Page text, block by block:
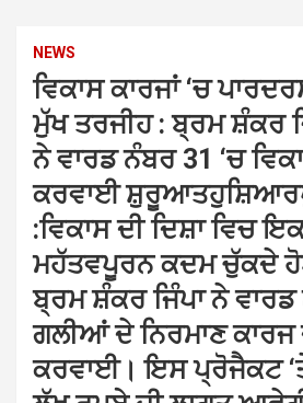
NEWS
ਵਿਕਾਸ ਕਾਰਜਾਂ ‘ਚ
ਮੁੱਖ ਤਰਜੀਹ : ਬ੍ਰਮ ਸ਼ੰਕਰ
ਨੇ ਵਾਰਡ ਨੰਬਰ 31 ‘ਚ
ਕਰਵਾਈ
:ਵਿਕਾਸ ਦੀ ਦਿਸ਼ਾ ਵਿਚ
ਮਹੱਤਵਪੂਰਨ ਕਦਮ ਚੁੱਕਦੇ
ਬ੍ਰਮ ਸ਼ੰਕਰ ਜਿੰਪਾ ਨੇ
ਗਲੀਆਂ ਦੇ ਨਿਰਮਾਣ
ਕਰਵਾਈ। ਇਸ ਪ੍ਰੋਜੈਕਟ